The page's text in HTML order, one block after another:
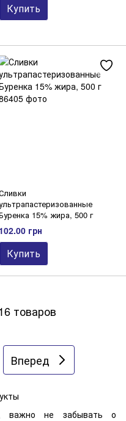
Купить
15% жира, 500 г
102.00 грн
Купить
товаров
Вперед
важно не забывать о